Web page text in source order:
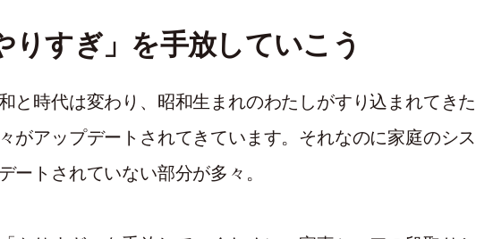
りすぎ」を手放していこう
と時代は変わり、昭和生まれのわたしがすり込まれてきた
がアップデートされてきています。それなのに家庭のシス
ートされていない部分が多々。